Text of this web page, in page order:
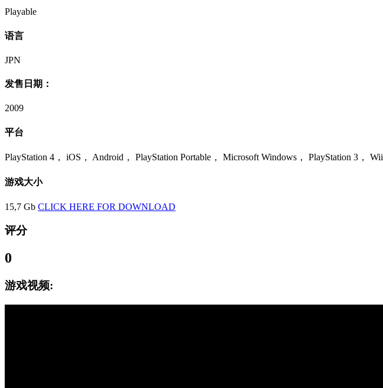
Playable
语言
JPN
发售日期：
2009
平台
PlayStation 4， iOS， Android， PlayStation Portable， Microsoft Windows， PlayStation 3， Wii
游戏大小
15,7 Gb CLICK HERE FOR DOWNLOAD
评分
0
游戏视频: